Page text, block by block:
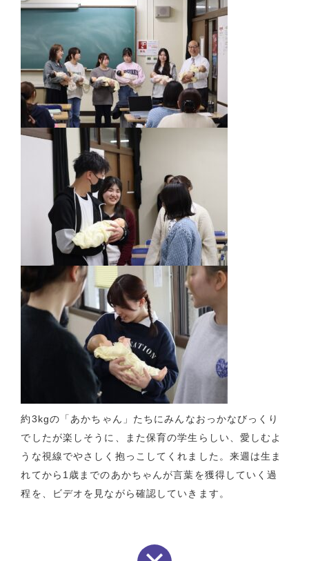
約3kgの「あかちゃん」たちにみんなおっかなびっくり
でしたが楽しそうに、また保育の学生らしい、愛しむよ
うな視線でやさしく抱っこしてくれました。来週は生ま
れてから 1歳までのあかちゃんが言葉を獲得していく過
程を、ビデオを見ながら確認していきます。